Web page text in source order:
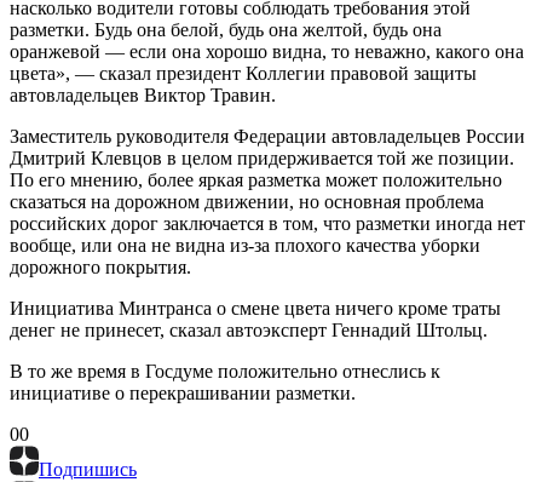
насколько водители готовы соблюдать требования этой
разметки. Будь она белой, будь она желтой, будь она
оранжевой — если она хорошо видна, то неважно, какого она
цвета», — сказал президент Коллегии правовой защиты
автовладельцев Виктор Травин.
Заместитель руководителя Федерации автовладельцев России
Дмитрий Клевцов в целом придерживается той же позиции.
По его мнению, более яркая разметка может положительно
сказаться на дорожном движении, но основная проблема
российских дорог заключается в том, что разметки иногда нет
вообще, или она не видна из-за плохого качества уборки
дорожного покрытия.
Инициатива Минтранса о смене цвета ничего кроме траты
денег не принесет, сказал автоэксперт Геннадий Штольц.
В то же время в Госдуме положительно отнеслись к
инициативе о перекрашивании разметки.
00
Подпишись